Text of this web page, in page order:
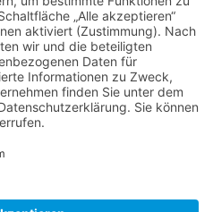
zzgl.Versandkostenund ggf.
nicht anders beschrieben